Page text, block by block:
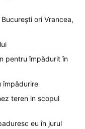
ori Vrancea,
pentru împădurit în
împădurire
teren in scopul
eu în jurul